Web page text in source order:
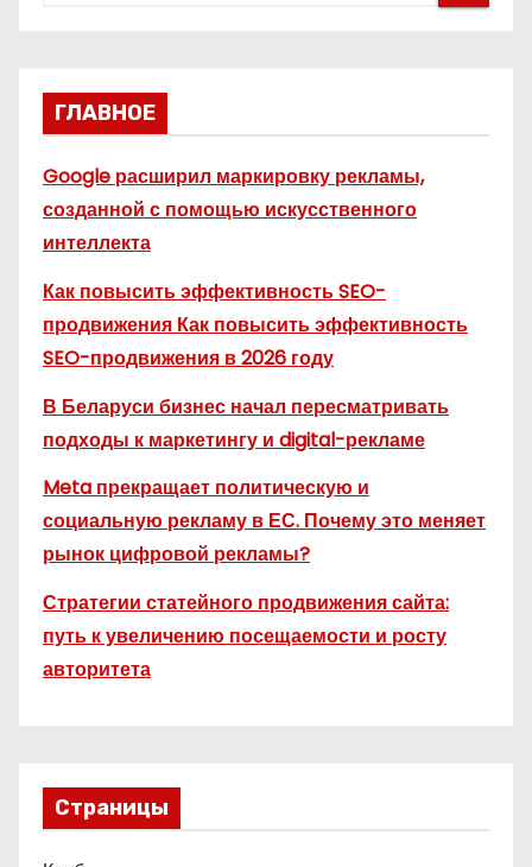
ГЛАВНОЕ
Google расширил маркировку рекламы,
созданной с помощью искусственного
интеллекта
Как повысить эффективность SEO-
продвижения Как повысить эффективность
SEO-продвижения в 2026 году
В Беларуси бизнес начал пересматривать
подходы к маркетингу и digital-рекламе
Meta прекращает политическую и
социальную рекламу в ЕС. Почему это меняет
рынок цифровой рекламы?
Стратегии статейного продвижения сайта:
путь к увеличению посещаемости и росту
авторитета
Страницы